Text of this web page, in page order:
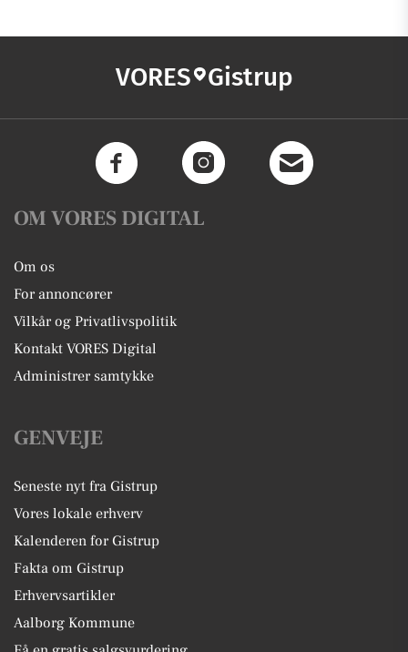
VORES Gistrup
OM VORES DIGITAL
Om os
For annoncører
Vilkår og Privatlivspolitik
Kontakt VORES Digital
Administrer samtykke
GENVEJE
Seneste nyt fra Gistrup
Vores lokale erhverv
Kalenderen for Gistrup
Fakta om Gistrup
Erhvervsartikler
Aalborg Kommune